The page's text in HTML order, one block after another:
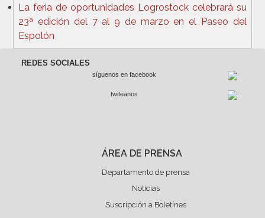
La feria de oportunidades Logrostock celebrará su
23ª edición del 7 al 9 de marzo en el Paseo del
Espolón
REDES SOCIALES
síguenos en facebook
twiteanos
ÁREA DE PRENSA
Departamento de prensa
Noticias
Suscripción a Boletínes